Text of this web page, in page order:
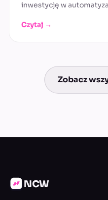
inwestycję w
Czytaj →
Zobacz
NCW